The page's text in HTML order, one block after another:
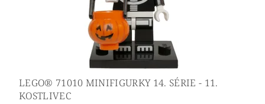
LEGO® 71010 MINIFIGURKY 14. SÉRIE - 11.
KOSTLIVEC